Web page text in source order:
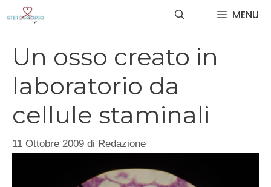
MENU
Un osso creato in
laboratorio da
cellule staminali
11 Ottobre 2009 di Redazione